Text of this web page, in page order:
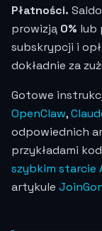
Płatności.
prowizją 0% lub
subskrypcji i
dokładnie za
Gotowe
OpenClaw,
odpowiednich
przykładami
szybkim starcie
artykule